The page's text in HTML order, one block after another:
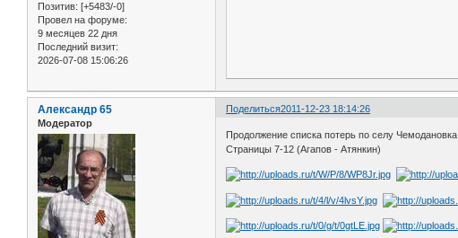
Позитив: [+5483/-0]
Провел на форуме:
9 месяцев 22 дня
Последний визит:
2026-07-08 15:06:26
Поделиться2011-12-23 18:14:26
Александр 65
Модератор
Продолжение списка потерь по селу Чемодановка
Страницы 7-12 (Агапов - Атянкин)